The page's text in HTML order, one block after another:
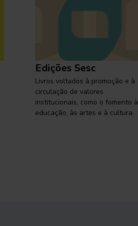
Edições Sesc
Livros voltados à promoção e à
circulação de valores
institucionais, como o fomento à
educação, às artes e à cultura